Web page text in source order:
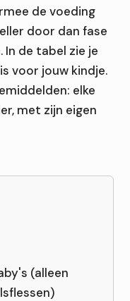
de voeding
door dan fase
In de tabel zie je
voor jouw kindje.
elke
met zijn eigen
(alleen